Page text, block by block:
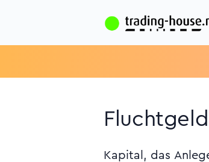
Kapital, das
Intelligence